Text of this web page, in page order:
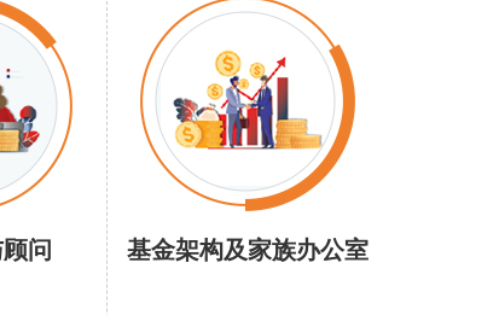
问 基金架构及家族办公室